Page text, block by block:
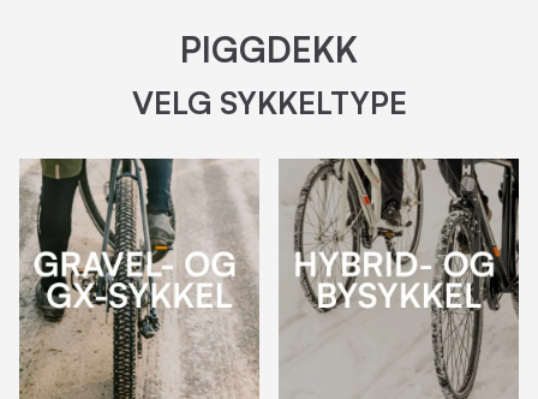
PIGGDEKK
VELG SYKKELTYPE